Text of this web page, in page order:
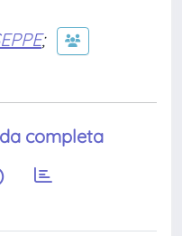
;
completa